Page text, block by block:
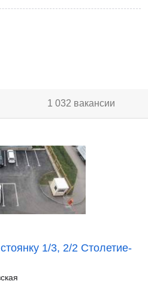
1 032 вакансии
1/3, 2/2 Столетие-